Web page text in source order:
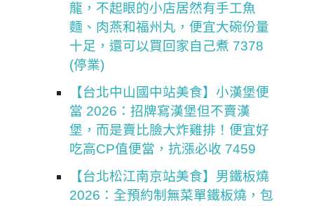
龍，不起眼的小店居然有手工魚
麵、肉燕和福州丸，便宜大碗份量
十足，還可以買回家自己煮 7378
(停業)
【台北中山國中站美食】小漢堡便
當 2026：招牌寫漢堡但不賣漢
堡，而是賣比臉大炸雞排！便宜好
吃高CP值便當，抗漲必收 7459
【台北松江南京站美食】男鐵板燒
2026：全預約制無菜單鐵板燒，包